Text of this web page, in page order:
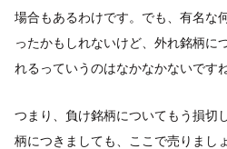
場合もあるわけです。でも、有名な
ったかもしれないけど、外れ銘柄に
れるっていうのはなかなかないですね
つまり、負け銘柄についてもう損切
柄につきましても、ここで売りまし